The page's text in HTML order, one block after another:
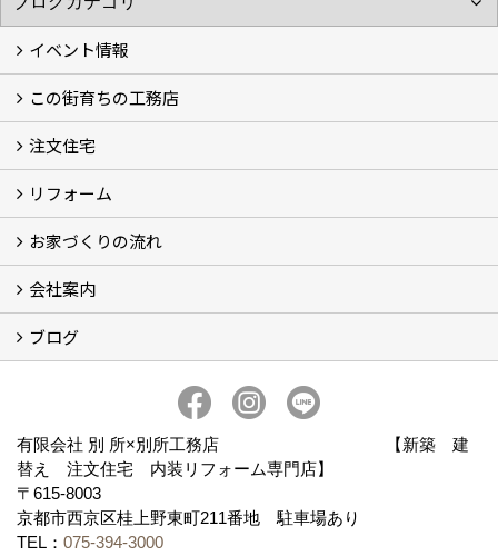
イベント情報
イベント予告
イベント報告
この街育ちの工務店
別所工務店の想い (2)
別所工務店の5つのこだわり 性能・構造・設計
家づくりで悩んでいませんか？
注文住宅
注文住宅施工事例
性能・構造・設計
現場レポート
リフォーム
リフォーム施工事例
現場レポート
お客様の声
お家づくりの流れ
お家づくりの流れ
京都の土地の探し方
会社案内
会社概要
アクセス
スタッフ紹介
スタッフブログ
ブログ
有限会社 別 所×別所工務店 【新築 建
替え 注文住宅 内装リフォーム専門店】
〒615-8003
京都市西京区桂上野東町211番地 駐車場あり
TEL： 075-394-3000